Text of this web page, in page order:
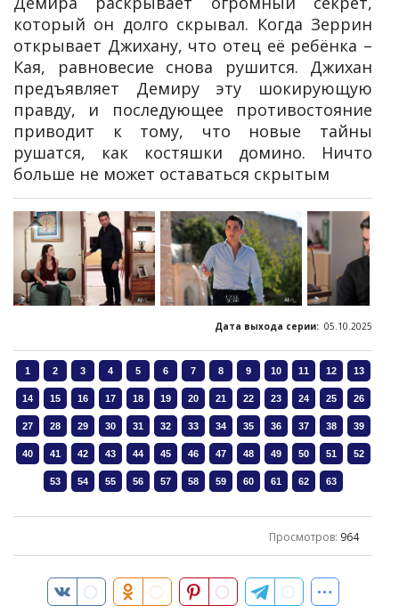
который он долго скрывал. Когда Зеррин
открывает Джихану, что отец её ребёнка –
Кая, равновесие снова рушится. Джихан
предъявляет Демиру эту шокирующую
правду, и последующее противостояние
приводит к тому, что новые тайны
рушатся, как костяшки домино. Ничто
больше не может оставаться скрытым
Дата выхода серии: 05.10.2025
Просмотров: 964